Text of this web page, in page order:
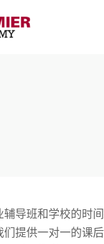
辅导班和学校的时
们提供一对一的课